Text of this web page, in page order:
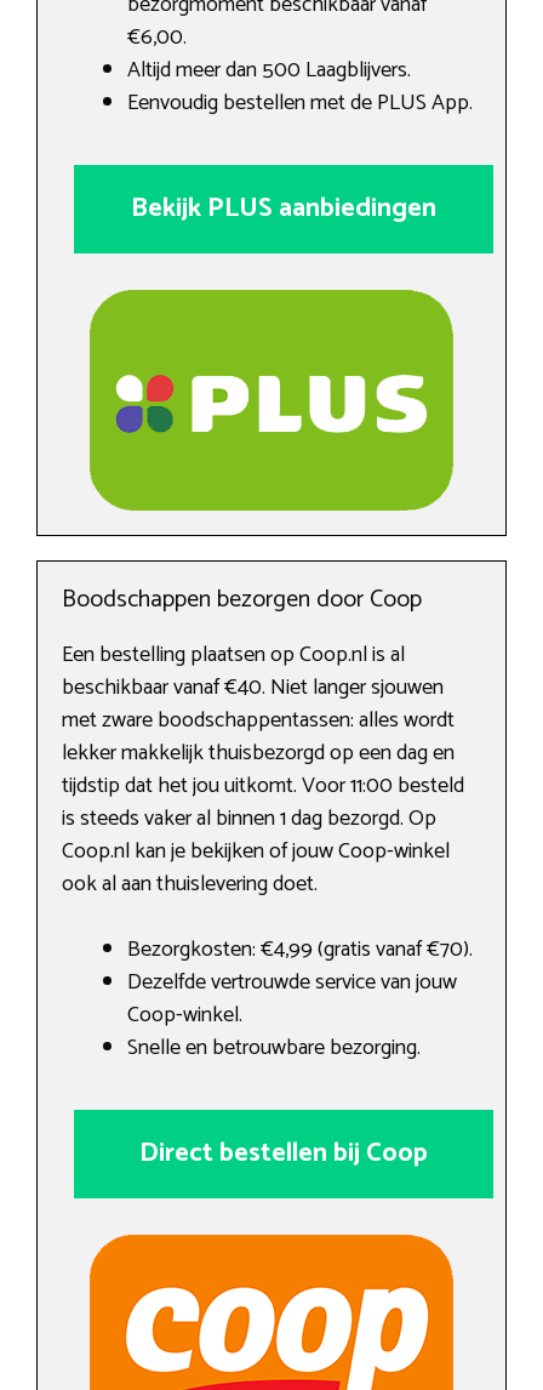
€6,00.
Altijd meer dan 500 Laagblijvers.
Eenvoudig bestellen met de PLUS App.
Bekijk PLUS aanbiedingen
Boodschappen bezorgen door Coop
Een bestelling plaatsen op Coop.nl is al
beschikbaar vanaf €40. Niet langer sjouwen
met zware boodschappentassen: alles wordt
lekker makkelijk thuisbezorgd op een dag en
tijdstip dat het jou uitkomt. Voor 11:00 besteld
is steeds vaker al binnen 1 dag bezorgd. Op
Coop.nl kan je bekijken of jouw Coop-winkel
ook al aan thuislevering doet.
Bezorgkosten: €4,99 (gratis vanaf €70).
Dezelfde vertrouwde service van jouw
Coop-winkel.
Snelle en betrouwbare bezorging.
Direct bestellen bij Coop